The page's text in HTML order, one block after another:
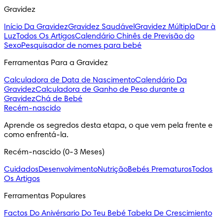
Gravidez
Início Da GravidezGravidez SaudávelGravidez MúltiplaDar à
LuzTodos Os ArtigosCalendário Chinês de Previsão do
SexoPesquisador de nomes para bebé
Ferramentas Para a Gravidez
Calculadora de Data de NascimentoCalendário Da
GravidezCalculadora de Ganho de Peso durante a
GravidezChá de Bebé
Recém-nascido
Aprende os segredos desta etapa, o que vem pela frente e
como enfrentá-la.
Recém-nascido (0-3 Meses)
CuidadosDesenvolvimentoNutriçãoBebés PrematurosTodos
Os Artigos
Ferramentas Populares
Factos Do Anivérsario Do Teu Bebé Tabela De Crescimiento